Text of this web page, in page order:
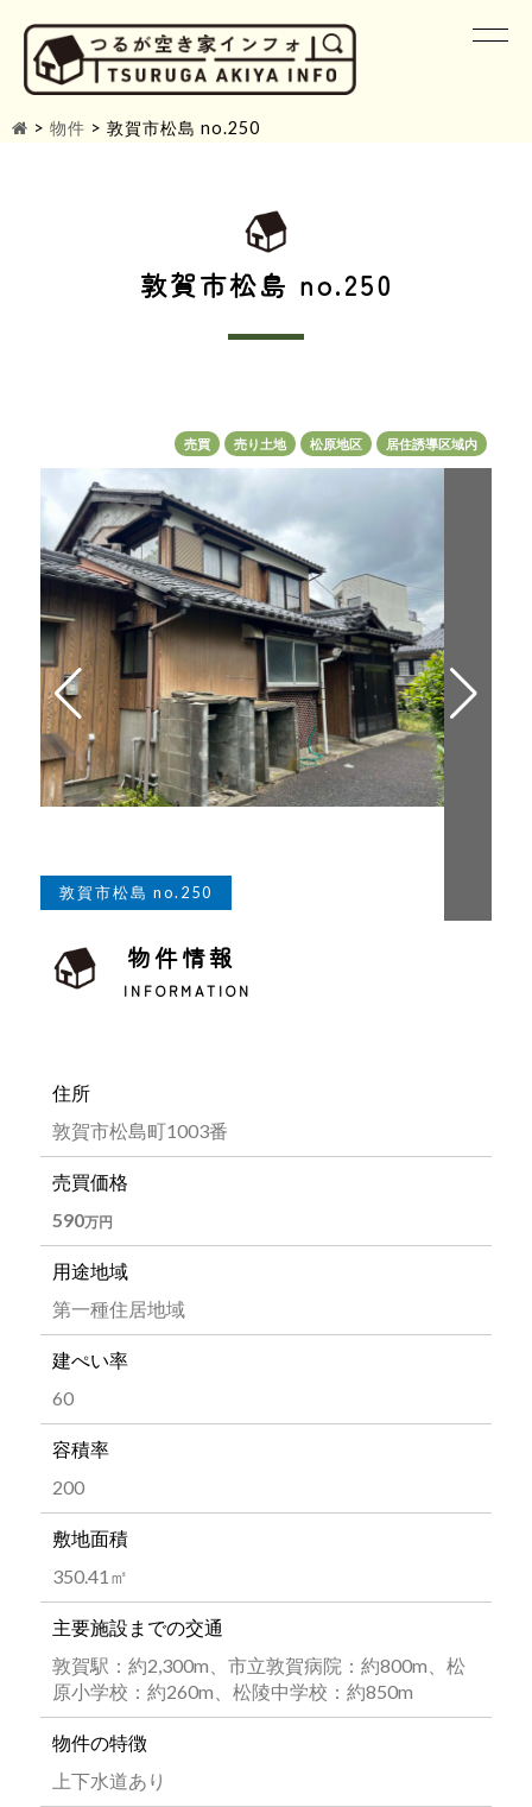
> 物件 > 敦賀市松島 no.250
敦賀市松島 no.250
売買 売り土地 松原地区 居住誘導区域内
敦賀市松島 no.250
物件情報
住所
敦賀市松島町1003番
売買価格
590万円
用途地域
第一種住居地域
建ぺい率
60
容積率
200
敷地面積
350.41㎡
主要施設までの交通
敦賀駅：約2,300m、市立敦賀病院：約800m、松
原小学校：約260m、松陵中学校：約850m
物件の特徴
上下水道あり